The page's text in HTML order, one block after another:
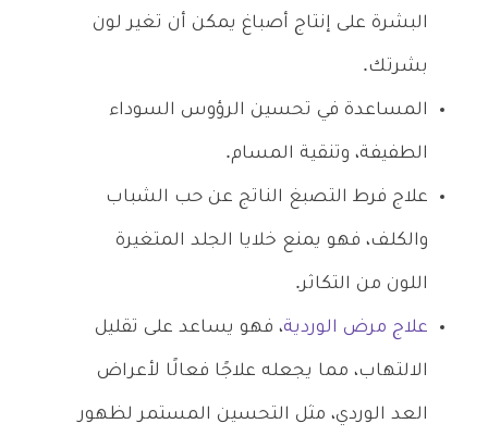
البشرة على إنتاج أصباغ يمكن أن تغير لون
بشرتك.
المساعدة في تحسين الرؤوس السوداء
الطفيفة، وتنقية المسام.
علاج فرط التصبغ الناتج عن حب الشباب
والكلف، فهو يمنع خلايا الجلد المتغيرة
اللون من التكاثر.
علاج مرض الوردية، فهو يساعد على تقليل
الالتهاب، مما يجعله علاجًا فعالًا لأعراض
العد الوردي، مثل التحسين المستمر لظهور